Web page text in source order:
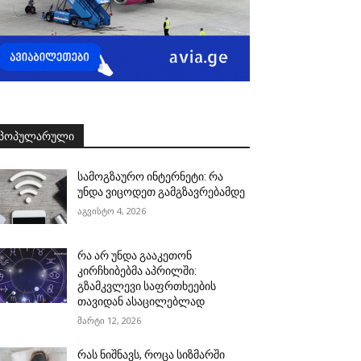
სამოგზაურო ინტერნეტი: რა
უნდა ვიცოდეთ გამგზავრებამდე
აგვისტო 4, 2026
რა არ უნდა გააკეთონ
კირჩხიბებმა აპრილში:
გზამკვლევი საფრთხეების
თავიდან ასაცილებლად
მარტი 12, 2026
რას ნიშნავს, როცა სიზმარში